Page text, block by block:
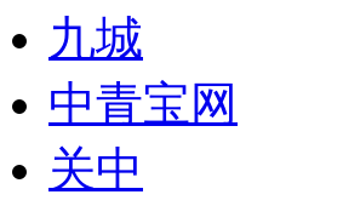
九城
中青宝网
关中